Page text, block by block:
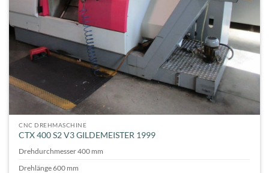
CNC DREHMASCHINE
CTX 400 S2 V3 GILDEMEISTER 1999
Drehdurchmesser 400 mm
Drehlänge 600 mm